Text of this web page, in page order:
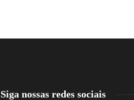
Siga nossas redes sociais